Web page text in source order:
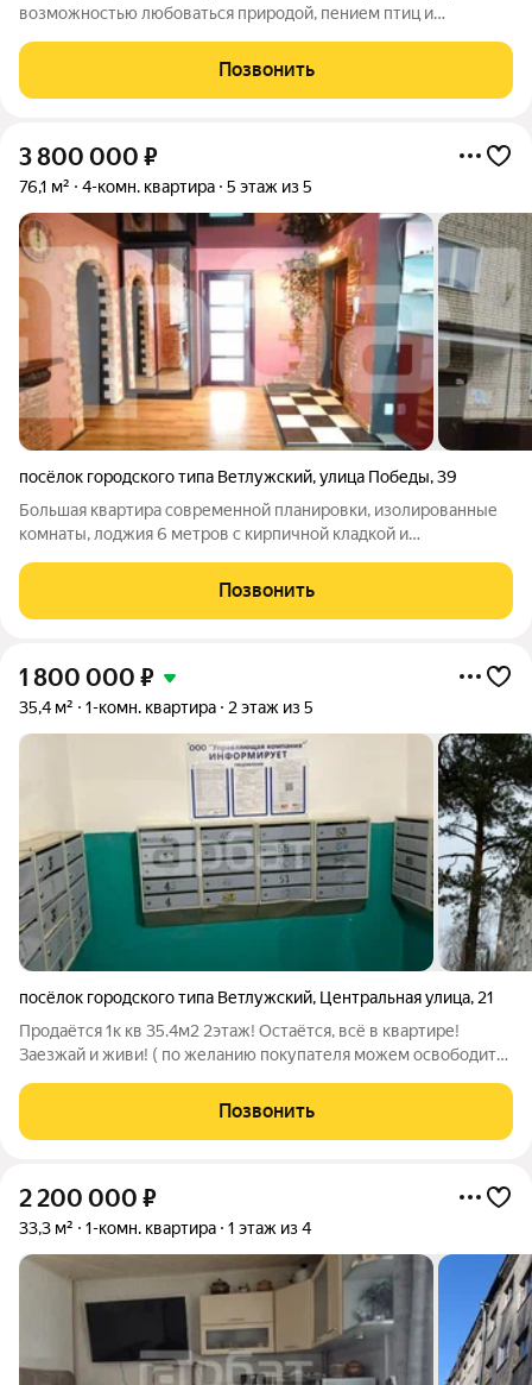
возможностью любоваться природой, пением птиц и
живую картину за стеклом! В пешей доступности школа №3,
художественная школа,
Позвонить
3 800 000 ₽
76,1 м² 4-комн. квартира 5 этаж из 5
посёлок городского типа Ветлужский,улица Победы,39
Большая квартира современной планировки, изолированные
комнаты, лоджия 6 метров с кирпичной кладкой и
будут слышны топоты сверху, ведь выше вас только
отремонтированная крыша, которая не течёт и
Позвонить
1 800 000 ₽
35,4 м² 1-комн. квартира 2 этаж из 5
посёлок городского типа Ветлужский, Центральная улица, 21
Продаётся 1к кв 35.4м2 2этаж! Остаётся, всё в квартире!
Заезжай и живи! ( по желанию покупателя можем освободить
инфраструктурой! Рядом с домом школа№7, художественная
школа, спортивная школа,
Позвонить
2 200 000 ₽
33,3 м² 1-комн. квартира 1 этаж из 4